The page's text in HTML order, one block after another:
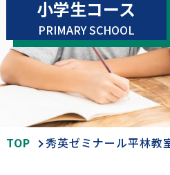
小学生コース
PRIMARY SCHOOL
TOP 秀英ゼミナール平林教